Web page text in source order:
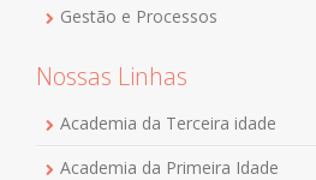
Gestão e Processos
Nossas Linhas
Academia da Terceira idade
Academia da Primeira Idade